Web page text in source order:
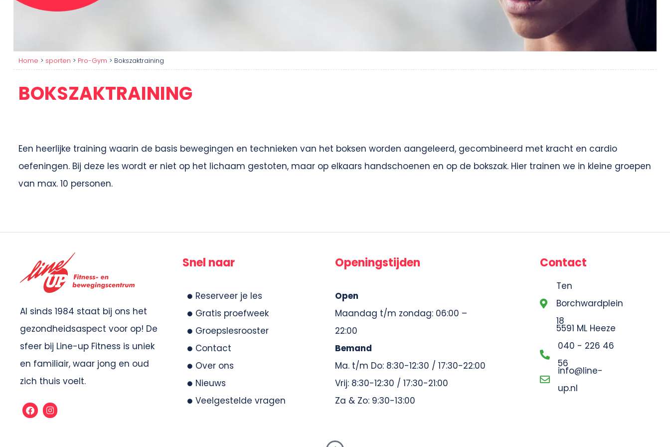
Home > sporten > Pro-Gym > Bokszaktraining
BOKSZAKTRAINING
Een heerlijke training waarin de basis bewegingen en technieken van het boksen worden aangeleerd, gecombineerd met kracht en cardio
oefeningen. Bij deze les wordt er niet op het lichaam gestoten, maar op elkaars handschoenen en op de bokszak. Hier trainen we in kleine groepen
van max. 10 personen.
Al sinds 1984 staat bij ons het
gezondheidsaspect voor op! De
sfeer bij Line-up Fitness is uniek
en familiair, waar jong en oud
zich thuis voelt.
Snel naar
Reserveer je les
Gratis proefweek
Groepslesrooster
Contact
Over ons
Nieuws
Veelgestelde vragen
Openingstijden
Open
Maandag t/m zondag: 06:00 –
22:00
Bemand
Ma. t/m Do: 8:30-12:30 / 17:30-22:00
Vrij: 8:30-12:30 / 17:30-21:00
Za & Zo: 9:30-13:00
Contact
Ten
Borchwardplein
18
5591 ML Heeze
040 - 226 46
56
info@line-
up.nl